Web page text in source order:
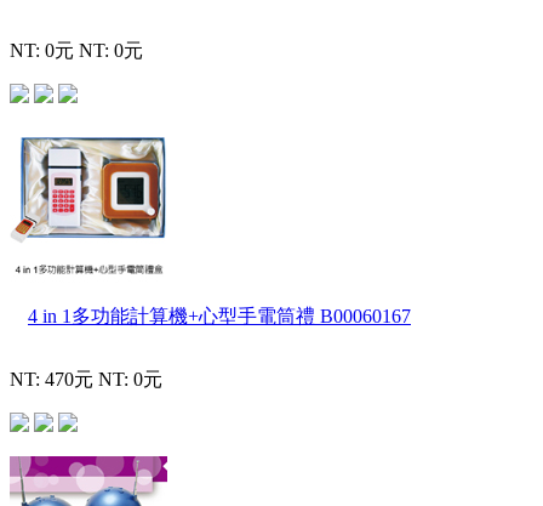
NT: 0元 NT: 0元
4 in 1多功能計算機+心型手電筒禮 B00060167
NT: 470元 NT: 0元